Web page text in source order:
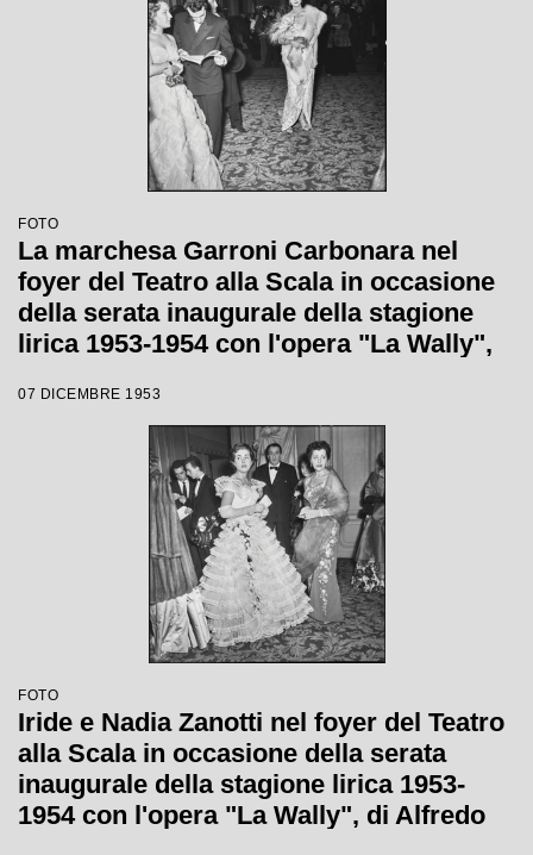
FOTO
La marchesa Garroni Carbonara nel
foyer del Teatro alla Scala in occasione
della serata inaugurale della stagione
lirica 1953-1954 con l'opera "La Wally",
Maria Giulini, con la regia di Tatiana
07 DICEMBRE 1953
FOTO
Iride e Nadia Zanotti nel foyer del Teatro
alla Scala in occasione della serata
inaugurale della stagione lirica 1953-
1954 con l'opera "La Wally", di Alfredo